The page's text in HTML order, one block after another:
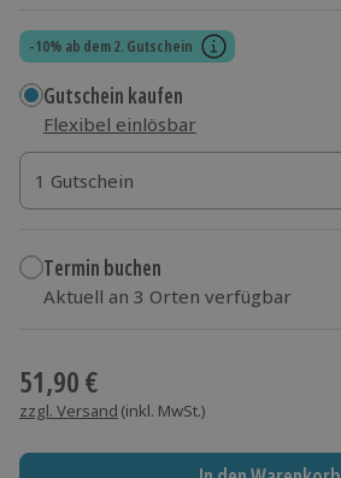
-10% ab dem 2. Gutschein
Gutschein kaufen
Flexibel einlösbar
1 Gutschein
1 Gutschein
1 Gutschein
Termin buchen
Aktuell an 3 Orten verfügbar
51,90 €
zzgl. Versand (inkl. MwSt.)